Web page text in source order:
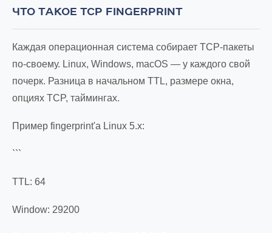
ЧТО ТАКОЕ TCP FINGERPRINT
Каждая операционная система собирает TCP-пакеты
по-своему. Linux, Windows, macOS — у каждого свой
почерк. Разница в начальном TTL, размере окна,
опциях TCP, таймингах.
Пример fingerprint'а Linux 5.x:
```
TTL: 64
Window: 29200